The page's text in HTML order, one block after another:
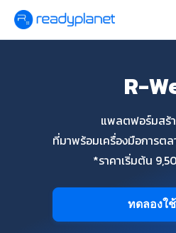
R-
แพลตฟอร์มสร้า
ที่มาพร้อมเครื่องมือการต
*ราคาเริ่มต้น
ทดลองใ